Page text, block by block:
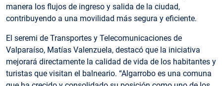
manera los flujos de ingreso y salida de la ciudad,
contribuyendo a una movilidad más segura y eficiente.
El seremi de Transportes y Telecomunicaciones de
Valparaíso, Matías Valenzuela, destacó que la iniciativa
mejorará directamente la calidad de vida de los habitantes y
turistas que visitan el balneario. “Algarrobo es una comuna